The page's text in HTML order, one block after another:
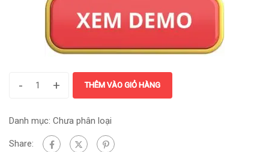
- + THÊM VÀO GIỎ HÀNG
Danh mục: Chưa phân loại
Share: